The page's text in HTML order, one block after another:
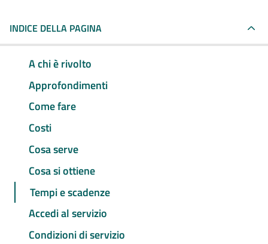
INDICE DELLA PAGINA
A chi è rivolto
Approfondimenti
Come fare
Costi
Cosa serve
Cosa si ottiene
Tempi e scadenze
Accedi al servizio
Condizioni di servizio